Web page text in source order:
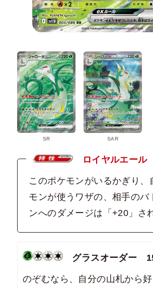
SR SAR
ロイヤルエール
このポケモンがいるかぎり、
モンが使うワザの、相手のバ
ンへのダメージは「+20」さ
グラスオーダー
のぞむなら、自分の山札から